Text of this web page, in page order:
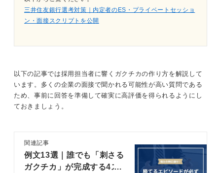
三井住友銀行選考対策｜内定者のES・プライベートセッショ
ン・面接スクリプトを公開
以下の記事では採用担当者に響くガクチカの作り方を解説して
います。多くの企業の面接で聞かれる可能性が高い質問である
ため、事前に回答を準備して確実に高評価を得られるようにし
ておきましょう。
関連記事
例文13選｜誰でも「刺さる
ガクチカ」が完成する4ス